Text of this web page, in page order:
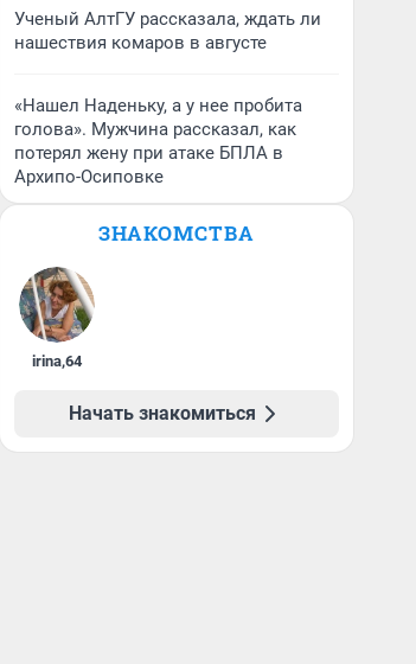
Ученый АлтГУ рассказала, ждать ли
нашествия комаров в августе
«Нашел Наденьку, а у нее пробита
голова». Мужчина рассказал, как
потерял жену при атаке БПЛА в
Архипо-Осиповке
ЗНАКОМСТВА
irina,64
Начать знакомиться